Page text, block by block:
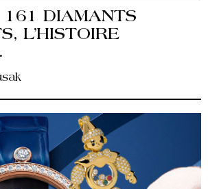
161 DIAMANTS
L’HISTOIRE